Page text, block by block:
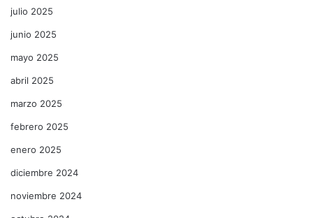
julio 2025
junio 2025
mayo 2025
abril 2025
marzo 2025
febrero 2025
enero 2025
diciembre 2024
noviembre 2024